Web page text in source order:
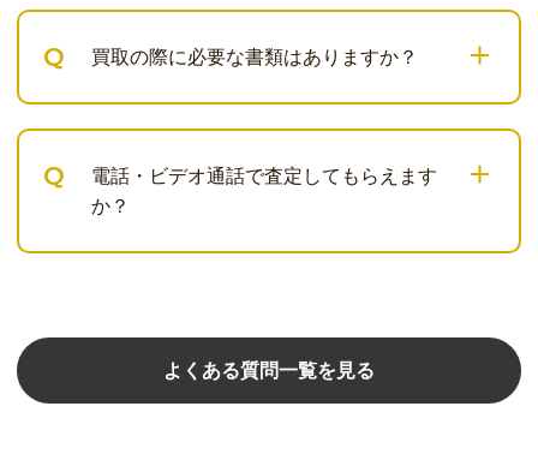
Q 買取の際に必要な書類はありますか？
Q
電話・ビデオ通話で査定してもらえます
か？
よくある質問一覧を見る